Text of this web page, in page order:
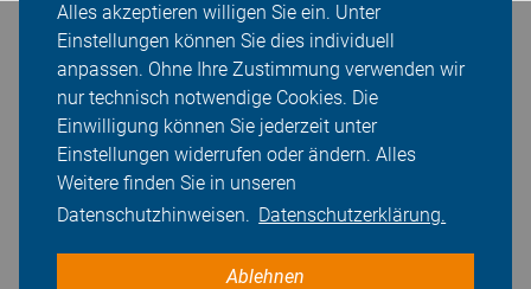
Alles akzeptieren willigen Sie ein. Unter
Einstellungen können Sie dies individuell
anpassen. Ohne Ihre Zustimmung verwenden wir
nur technisch notwendige Cookies. Die
Einwilligung können Sie jederzeit unter
Einstellungen widerrufen oder ändern. Alles
Weitere finden Sie in unseren
Datenschutzhinweisen. Datenschutzerklärung.
Ablehnen
Bleiben Sie in Kontakt